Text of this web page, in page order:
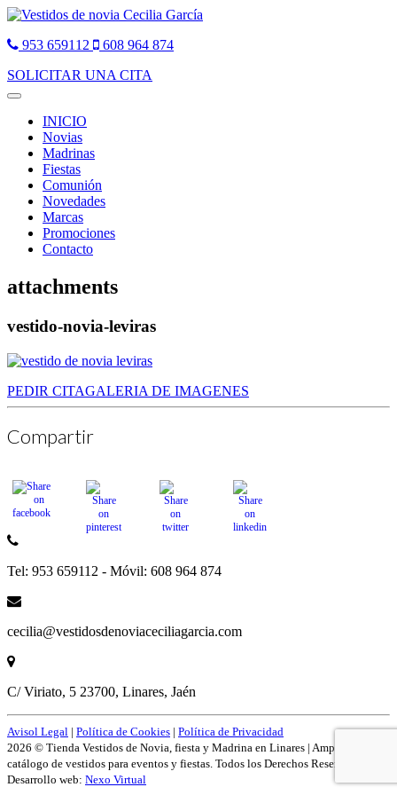
953 659112
608 964 874
SOLICITAR UNA CITA
Toggle
navigationINICIO
Novias
Madrinas
Fiestas
Comunión
Novedades
Marcas
Promociones
Contacto
attachments
vestido-novia-leviras
PEDIR CITAGALERIA DE IMAGENES
Compartir
Tel: 953 659112 - Móvil: 608 964 874
cecilia@vestidosdenoviaceciliagarcia.com
C/ Viriato, 5 23700, Linares, Jaén
Avisol Legal | Política de Cookies | Política de Privacidad
2026 © Tienda Vestidos de Novia, fiesta y Madrina en Linares | Amplío
catálogo de vestidos para eventos y fiestas. Todos los Derechos Reservados.
Desarrollo web: Nexo Virtual